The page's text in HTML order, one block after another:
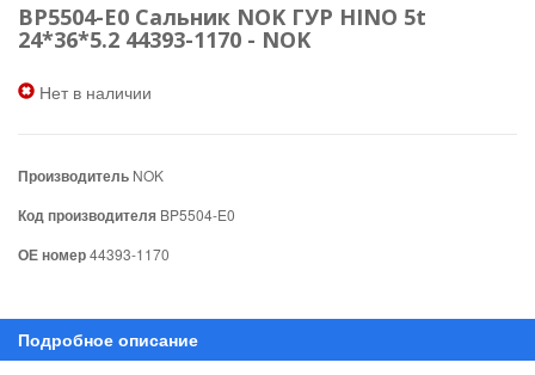
BP5504-E0 Сальник NOK ГУР HINO 5t
24*36*5.2 44393-1170 - NOK
Нет в наличии
Производитель NOK
Код производителя BP5504-E0
ОЕ номер44393-1170